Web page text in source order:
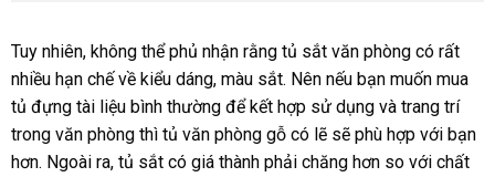
Tuy nhiên, không thể phủ nhận rằng tủ sắt văn phòng có rất
nhiều hạn chế về kiểu dáng, màu sắt. Nên nếu bạn muốn mua
tủ đựng tài liệu bình thường để kết hợp sử dụng và trang trí
trong văn phòng thì tủ văn phòng gỗ có lẽ sẽ phù hợp với bạn
hơn. Ngoài ra, tủ sắt có giá thành phải chăng hơn so với chất